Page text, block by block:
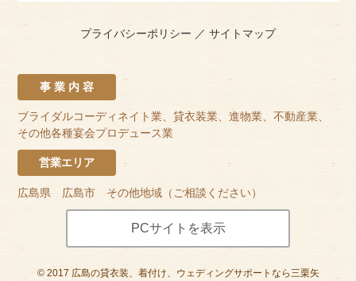
プライバシーポリシー ／ サイトマップ
事 業 内 容
ブライダルコーディネイト業、貸衣装業、進物業、不動産業、
その他各種宴会プロデュース業
営業エリア
広島県 広島市 その他地域（ご相談ください）
PCサイトを表示
© 2017 広島の貸衣装、着付け、ウェディングサポートなら三栗矢